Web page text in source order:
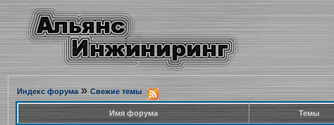
Индекс форума» Свежие темы
Имя форума Темы